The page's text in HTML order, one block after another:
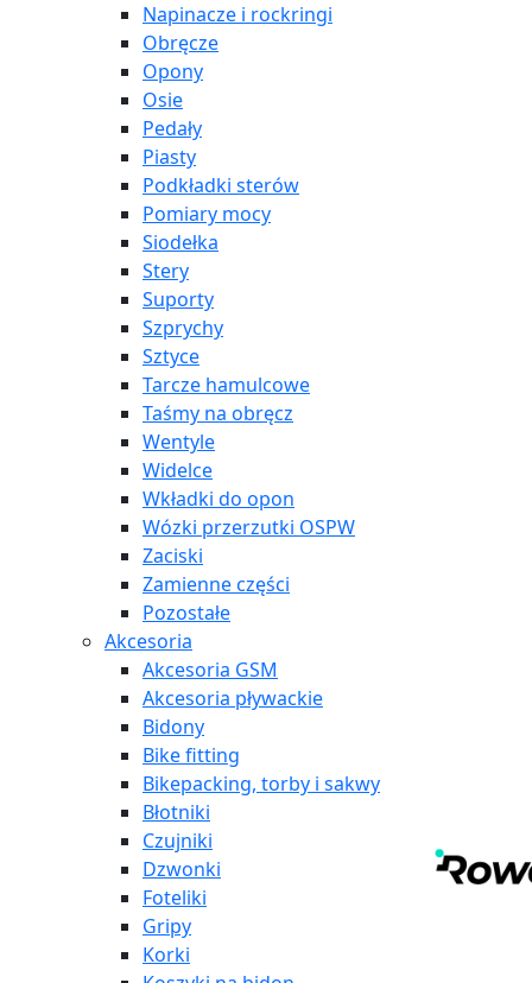
Napinacze i rockringi
Obręcze
Opony
Osie
Pedały
Piasty
Podkładki sterów
Pomiary mocy
Siodełka
Stery
Suporty
Szprychy
Sztyce
Tarcze hamulcowe
Taśmy na obręcz
Wentyle
Widelce
Wkładki do opon
Wózki przerzutki OSPW
Zaciski
Zamienne części
Pozostałe
Akcesoria
Akcesoria GSM
Akcesoria pływackie
Bidony
Bike fitting
Bikepacking, torby i sakwy
Błotniki
Czujniki
Dzwonki
Foteliki
Gripy
Korki